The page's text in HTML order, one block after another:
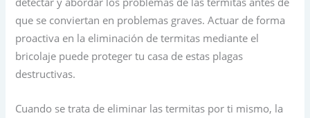
que se conviertan en problemas graves. Actuar de forma
proactiva en la eliminación de termitas mediante el
bricolaje puede proteger tu casa de estas plagas
destructivas.
Cuando se trata de eliminar las termitas por ti mismo, la